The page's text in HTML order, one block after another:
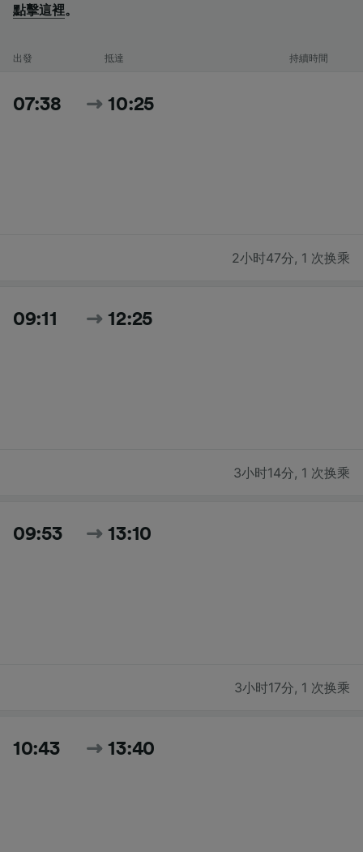
點擊這裡。
出發 抵達 持續時間
07:38 10:25
2小时47分, 1 次换乘
09:11 12:25
3小时14分, 1 次换乘
09:53 13:10
3小时17分, 1 次换乘
10:43 13:40